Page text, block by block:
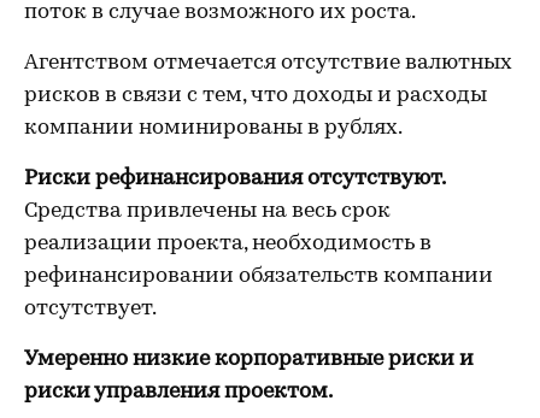
поток в случае возможного их роста.
Агентством отмечается отсутствие валютных
рисков в связи с тем, что доходы и расходы
компании номинированы в рублях.
Риски рефинансирования отсутствуют.
Средства привлечены на весь срок
реализации проекта, необходимость в
рефинансировании обязательств компании
отсутствует.
Умеренно низкие корпоративные риски и
риски управления проектом.